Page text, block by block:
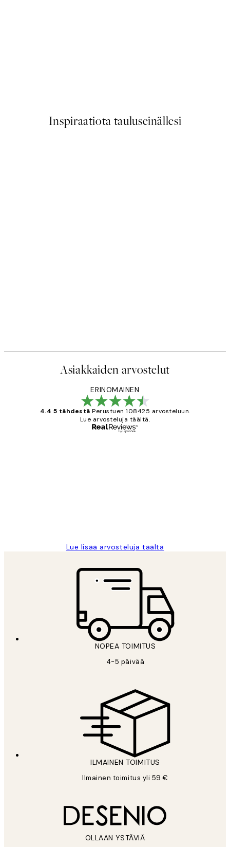
Inspiraatiota tauluseinällesi
Asiakkaiden arvostelut
ERINOMAINEN
4.4 5 tähdestä Perustuen 108425 arvosteluun.
Lue arvosteluja täältä.
Lue lisää arvosteluja täältä
NOPEA TOIMITUS
4-5 päivää
ILMAINEN TOIMITUS
Ilmainen toimitus yli 59 €
OLLAAN YSTÄVIÄ